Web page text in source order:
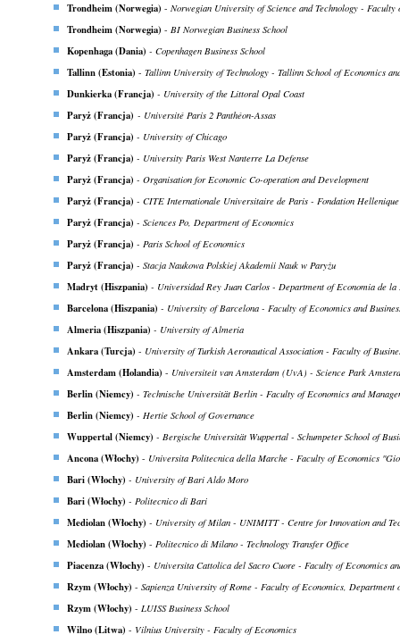
Trondheim (Norwegia) - Norwegian University of Science and Technology - Faculty
Trondheim (Norwegia) - BI Norwegian Business School
Kopenhaga (Dania) - Copenhagen Business School
Tallinn (Estonia) - Tallinn University of Technology - Tallinn School of Economics
Dunkierka (Francja) - University of the Littoral Opal Coast
Paryż (Francja) - Université Paris 2 Panthéon-Assas
Paryż (Francja) - University of Chicago
Paryż (Francja) - University Paris West Nanterre La Defense
Paryż (Francja) - Organisation for Economic Co-operation and Development
Paryż (Francja) - CITE Internationale Universitaire de Paris - Fondation Hellenique
Paryż (Francja) - Sciences Po, Department of Economics
Paryż (Francja) - Paris School of Economics
Paryż (Francja) - Stacja Naukowa Polskiej Akademii Nauk w Paryżu
Madryt (Hiszpania) - Universidad Rey Juan Carlos - Department of Economia de la
Barcelona (Hiszpania) - University of Barcelona - Faculty of Economics and
Almeria (Hiszpania) - University of Almeria
Ankara (Turcja) - University of Turkish Aeronautical Association - Faculty of
Amsterdam (Holandia) - Universiteit van Amsterdam (UvA) - Science Park
Berlin (Niemcy) - Technische Universität Berlin - Faculty of Economics and
Berlin (Niemcy) - Hertie School of Governance
Wuppertal (Niemcy) - Bergische Universität Wuppertal - Schumpeter School of
Ancona (Włochy) - Universita Politecnica della Marche - Faculty of Economics
Bari (Włochy) - University of Bari Aldo Moro
Bari(Włochy) - Politecnico di Bari
Mediolan(Włochy) - University of Milan - UNIMITT - Centre for Innovation and
Mediolan (Włochy) - Politecnico di Milano - Technology Transfer Office
Piacenza (Włochy) - Universita Cattolica del Sacro Cuore - Faculty of Economics
Rzym (Włochy) - Sapienza University of Rome - Faculty of Economics, Department
Rzym (Włochy) - LUISS Business School
Wilno (Litwa) - Vilnius University - Faculty of Economics